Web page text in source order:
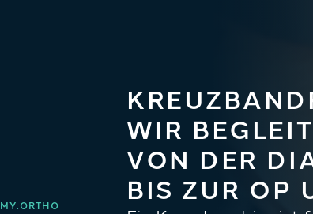
WIR
VON DER
BIS ZUR OP
MY.ORTHO